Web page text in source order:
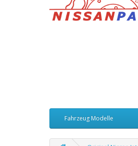
Fahrzeug Modelle